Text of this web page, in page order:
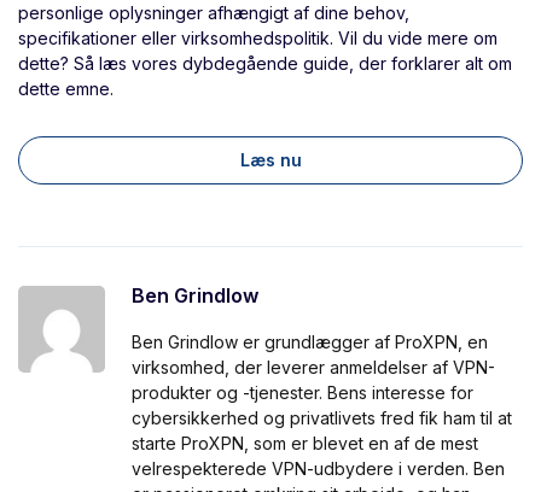
personlige oplysninger afhængigt af dine behov,
specifikationer eller virksomhedspolitik. Vil du vide mere om
dette? Så læs vores dybdegående guide, der forklarer alt om
dette emne.
Læs nu
Ben Grindlow
Ben Grindlow er grundlægger af ProXPN, en
virksomhed, der leverer anmeldelser af VPN-
produkter og -tjenester. Bens interesse for
cybersikkerhed og privatlivets fred fik ham til at
starte ProXPN, som er blevet en af de mest
velrespekterede VPN-udbydere i verden. Ben